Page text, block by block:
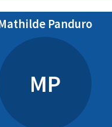
Panduro
MP